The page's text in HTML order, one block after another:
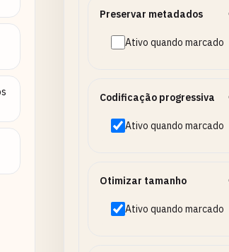
Preservar metadados
Ativo quando marcado
Codificação progressiva
Ativo quando marcado
Otimizar tamanho
Ativo quando marcado